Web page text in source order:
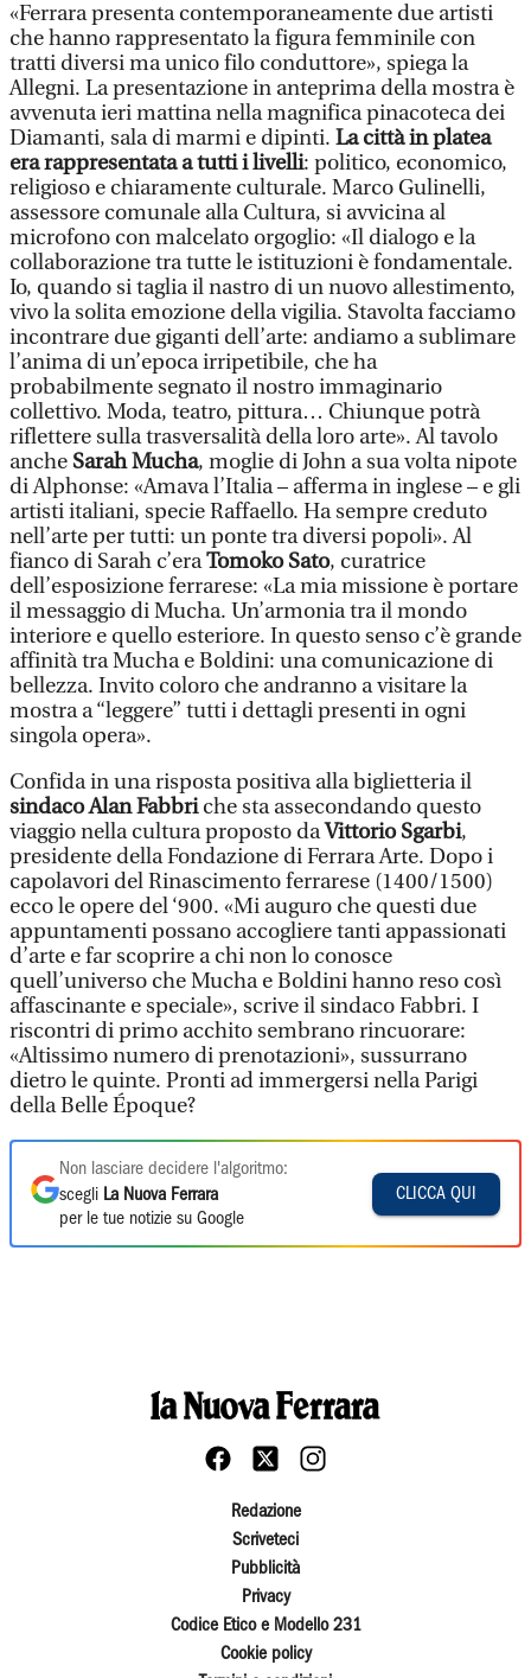
«Ferrara presenta contemporaneamente due artisti
che hanno rappresentato la figura femminile con
tratti diversi ma unico filo conduttore», spiega la
Allegni. La presentazione in anteprima della mostra è
avvenuta ieri mattina nella magnifica pinacoteca dei
Diamanti, sala di marmi e dipinti. La città in platea
era rappresentata a tutti i livelli: politico, economico,
religioso e chiaramente culturale. Marco Gulinelli,
assessore comunale alla Cultura, si avvicina al
microfono con malcelato orgoglio: «Il dialogo e la
collaborazione tra tutte le istituzioni è fondamentale.
Io, quando si taglia il nastro di un nuovo allestimento,
vivo la solita emozione della vigilia. Stavolta facciamo
incontrare due giganti dell’arte: andiamo a sublimare
l’anima di un’epoca irripetibile, che ha
probabilmente segnato il nostro immaginario
collettivo. Moda, teatro, pittura… Chiunque potrà
riflettere sulla trasversalità della loro arte». Al tavolo
anche Sarah Mucha, moglie di John a sua volta nipote
di Alphonse: «Amava l’Italia – afferma in inglese – e gli
artisti italiani, specie Raffaello. Ha sempre creduto
nell’arte per tutti: un ponte tra diversi popoli». Al
fianco di Sarah c’eraTomoko Sato, curatrice
dell’esposizione ferrarese: «La mia missione è portare
il messaggio di Mucha. Un’armonia tra il mondo
interiore e quello esteriore. In questo senso c’è grande
affinità tra Mucha e Boldini: una comunicazione di
bellezza. Invito coloro che andranno a visitare la
mostra a “leggere” tutti i dettagli presenti in ogni
singola opera».
Confida in una risposta positiva alla biglietteria il
sindaco Alan Fabbriche sta assecondando questo
viaggio nella cultura proposto daVittorio Sgarbi,
presidente della Fondazione di Ferrara Arte. Dopo i
capolavori del Rinascimento ferrarese (1400/1500)
ecco le opere del ‘900. «Mi auguro che questi due
appuntamenti possano accogliere tanti appassionati
d’arte e far scoprire a chi non lo conosce
quell’universo che Mucha e Boldini hanno reso così
affascinante e speciale», scrive il sindaco Fabbri. I
riscontri di primo acchito sembrano rincuorare:
«Altissimo numero di prenotazioni», sussurrano
dietro le quinte. Pronti ad immergersi nella Parigi
della Belle Époque?
Non lasciare decidere l'algoritmo:
scegli La Nuova Ferrara
per le tue notizie su Google
CLICCA QUI
Redazione
Scriveteci
Pubblicità
Privacy
Codice Etico e Modello 231
Cookie policy